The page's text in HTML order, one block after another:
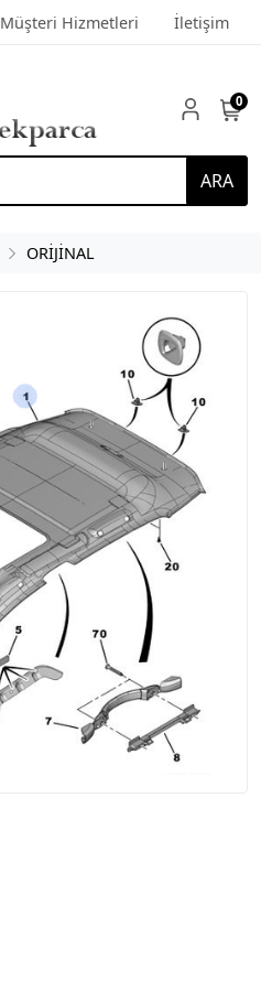
Müşteri Hizmetleri İletişim
ARA
0
ORİJİNAL